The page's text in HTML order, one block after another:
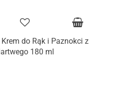
do Rąk i Paznokci z
180 ml